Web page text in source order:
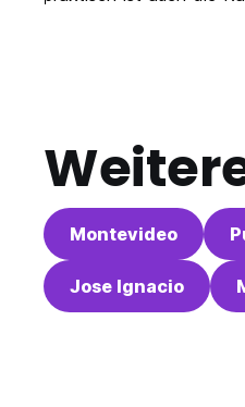
Montevideo
Jose Ignacio